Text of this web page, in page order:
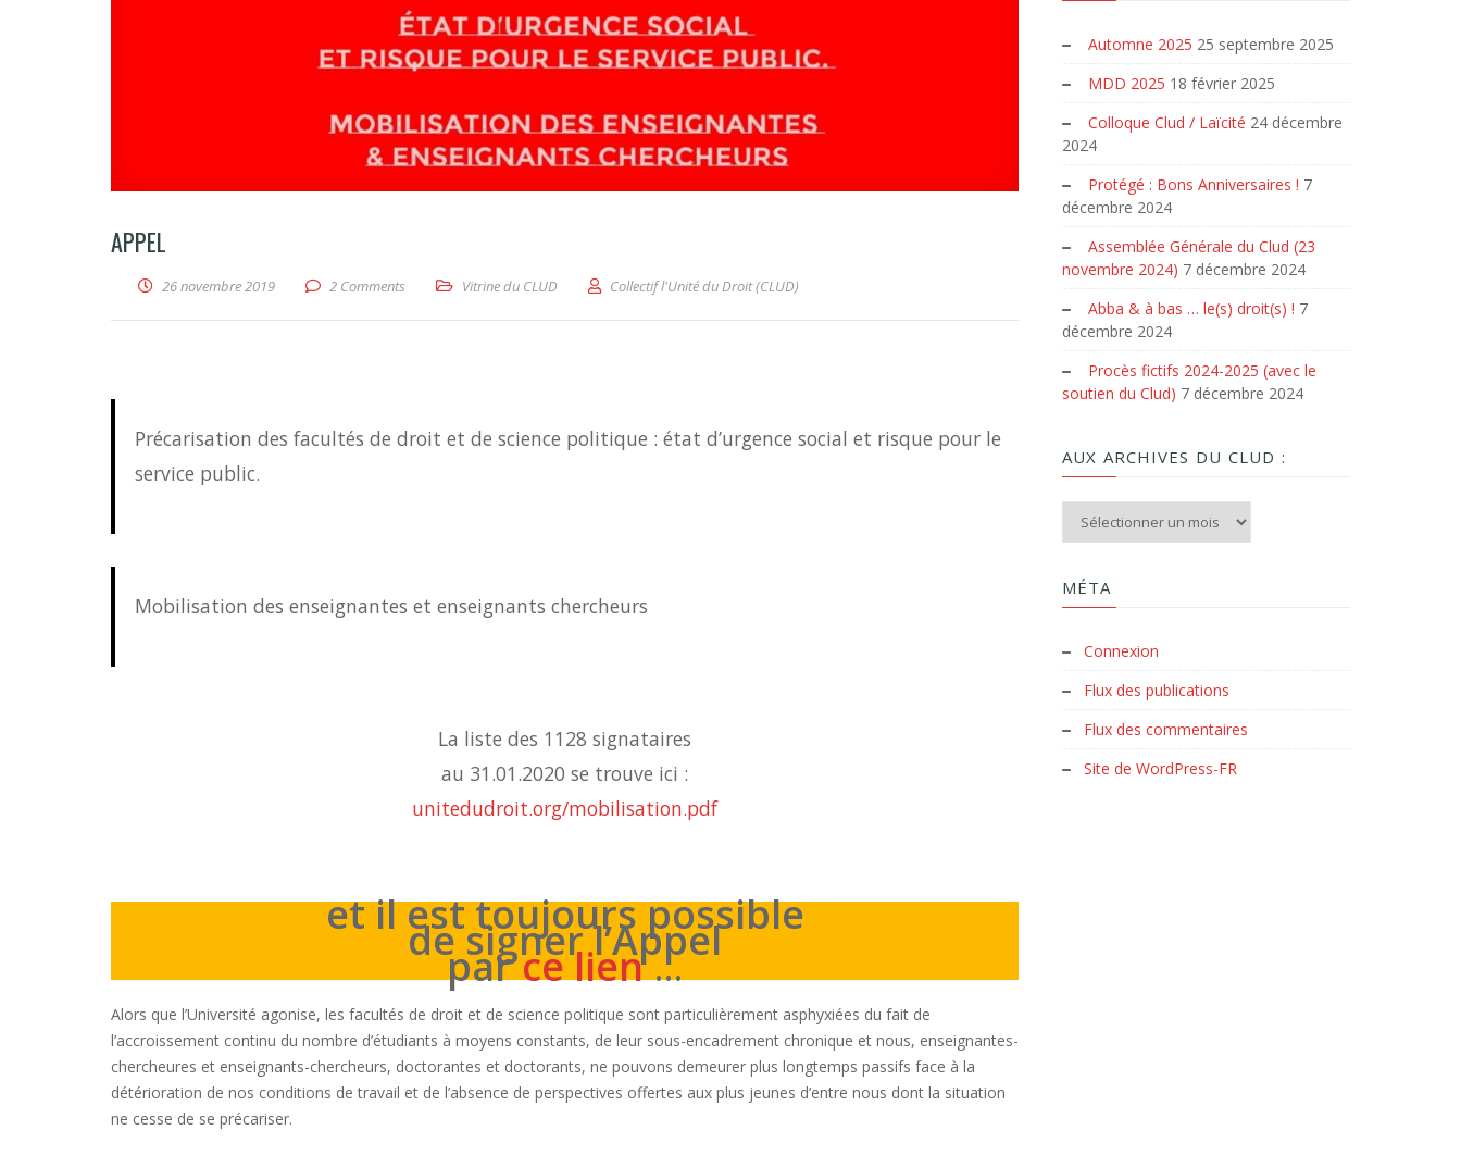
APPEL
26 novembre 2019 2 Comments Vitrine du CLUD Collectif l'Unité du Droit (CLUD)
Précarisation des facultés de droit et de science politique : état d’urgence social et risque pour le
service public.
Mobilisation des enseignantes et enseignants chercheurs
La liste des 1128 signataires
au 31.01.2020 se trouve ici :
unitedudroit.org/mobilisation.pdf
et il est toujours possible
de signer l’Appel
parce lien…
Alors que l’Université agonise, les facultés de droit et de science politique sont particulièrement asphyxiées du fait de
l’accroissement continu du nombre d’étudiants à moyens constants, de leur sous-encadrement chronique et nous, enseignantes-
chercheures et enseignants-chercheurs, doctorantes et doctorants, ne pouvons demeurer plus longtemps passifs face à la
détérioration de nos conditions de travail et de l’absence de perspectives offertes aux plus jeunes d’entre nous dont la situation
ne cesse de se précariser.
Automne 2025 25 septembre 2025
MDD 2025 18 février 2025
Colloque Clud / Laïcité 24 décembre
2024
Protégé : Bons Anniversaires ! 7
décembre 2024
Assemblée Générale du Clud (23
novembre 2024) 7 décembre 2024
Abba & à bas … le(s) droit(s) ! 7
décembre 2024
Procès fictifs 2024-2025 (avec le
soutien du Clud) 7 décembre 2024
AUX ARCHIVES DU CLUD :
Aux archives du Clud :
MÉTA
Connexion
Flux des publications
Flux des commentaires
Site de WordPress-FR